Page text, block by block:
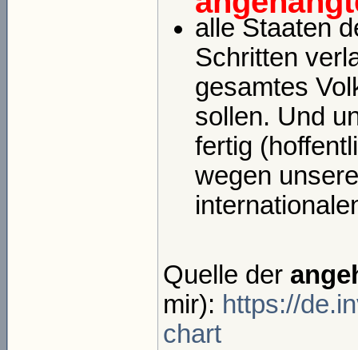
alle Staaten
Schritten
gesamtes
sollen. Und
fertig
wegen
Quelle der
mir): https://
chart